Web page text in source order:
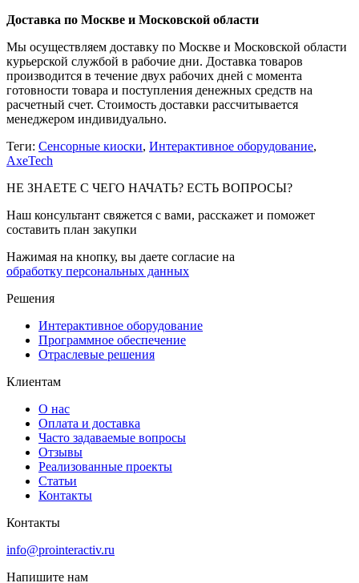
Доставка по Москве и Московской области
Мы осуществляем доставку по Москве и Московской области
курьерской службой в рабочие дни. Доставка товаров
производится в течение двух рабочих дней с момента
готовности товара и поступления денежных средств на
расчетный счет. Стоимость доставки рассчитывается
менеджером индивидуально.
Теги: Сенсорные киоски, Интерактивное оборудование,
AxeTech
НЕ ЗНАЕТЕ С ЧЕГО НАЧАТЬ? ЕСТЬ ВОПРОСЫ?
Наш консультант свяжется с вами, расскажет и поможет
составить план закупки
Нажимая на кнопку, вы даете согласие на
обработку персональных данных
Решения
Интерактивное оборудование
Программное обеспечение
Отраслевые решения
Клиентам
О нас
Оплата и доставка
Часто задаваемые вопросы
Отзывы
Реализованные проекты
Статьи
Контакты
Контакты
info@prointeractiv.ru
Напишите нам